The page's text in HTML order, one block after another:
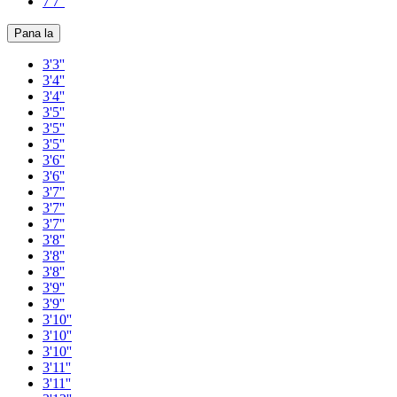
Pana la
3'3''
3'4''
3'4''
3'5''
3'5''
3'5''
3'6''
3'6''
3'7''
3'7''
3'7''
3'8''
3'8''
3'8''
3'9''
3'9''
3'10''
3'10''
3'10''
3'11''
3'11''